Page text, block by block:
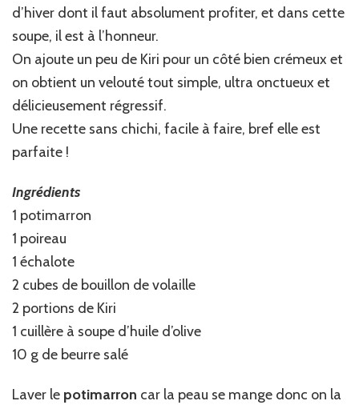
d’hiver dont il faut absolument profiter, et dans cette
soupe, il est à l’honneur.
On ajoute un peu de Kiri pour un côté bien crémeux et
on obtient un velouté tout simple, ultra onctueux et
délicieusement régressif.
Une recette sans chichi, facile à faire, bref elle est
parfaite !
Ingrédients
1 potimarron
1 poireau
1 échalote
2 cubes de bouillon de volaille
2 portions de Kiri
1 cuillère à soupe d’huile d’olive
10 g de beurre salé
Laver le potimarron car la peau se mange donc on la